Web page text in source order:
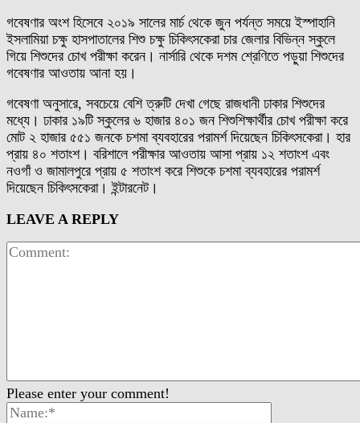
গবেষণার অংশ হিসেবে ২০১৯ সালের মার্চ থেকে জুন পর্যন্ত সময়ে ইস্পাহানি
ইসলামিয়া চক্ষু হাসপাতালের শিশু চক্ষু চিকিৎসকেরা চার জেলার বিভিন্ন স্কুলে
গিয়ে শিশুদের চোখ পরীক্ষা করেন। নার্সারি থেকে দশম শ্রেণিতে পড়ুয়া শিশুদের
গবেষণার আওতায় আনা হয়।
গবেষণা অনুসারে, সবচেয়ে বেশি ত্রুটি দেখা গেছে রাজধানী ঢাকার শিশুদের
মধ্যে। ঢাকার ১৯টি স্কুলের ৬ হাজার ৪০১ জন শিশুশিক্ষার্থীর চোখ পরীক্ষা করে
মোট ২ হাজার ৫৫১ জনকে চশমা ব্যবহারের পরামর্শ দিয়েছেন চিকিৎসকেরা। হার
প্রায় ৪০ শতাংশ। বরিশালে পরীক্ষার আওতায় আসা প্রায় ১২ শতাংশ এবং
নওগাঁ ও জামালপুরে প্রায় ৫ শতাংশ করে শিশুকে চশমা ব্যবহারের পরামর্শ
দিয়েছেন চিকিৎসকেরা। ইন্টারনেট।
LEAVE A REPLY
Please enter your comment!